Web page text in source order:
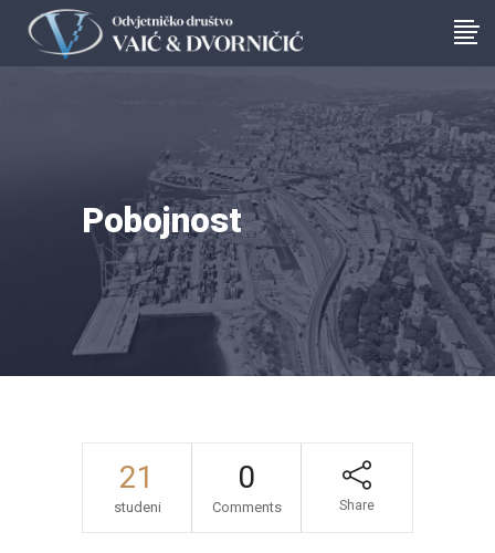
Pobojnost
21
studeni
0
Comments Share